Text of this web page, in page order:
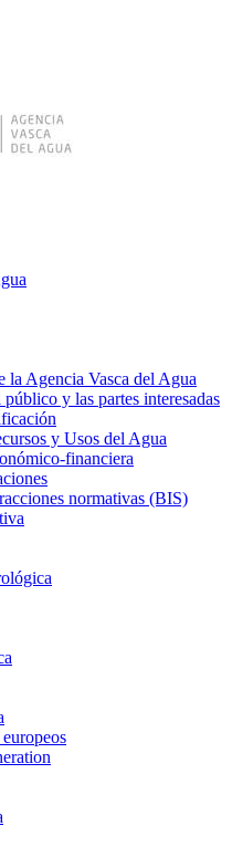
la Agencia Vasca del Agua
y las partes interesadas
y Usos del Agua
financiera
normativas (BIS)